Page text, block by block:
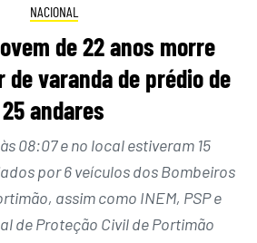
NACIONAL
de 22 anos morre
de varanda de prédio de
25 andares
08:07 e no local estiveram 15
por 6 veículos dos Bombeiros
assim como INEM, PSP e
de Proteção Civil de Portimão